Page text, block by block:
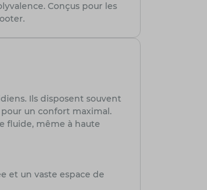
Conçus pour les
Ils disposent souvent
un confort maximal.
fluide, même à haute
et un vaste espace de